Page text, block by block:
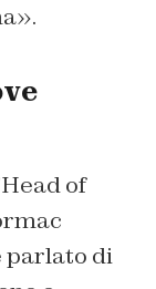
of
parlato di